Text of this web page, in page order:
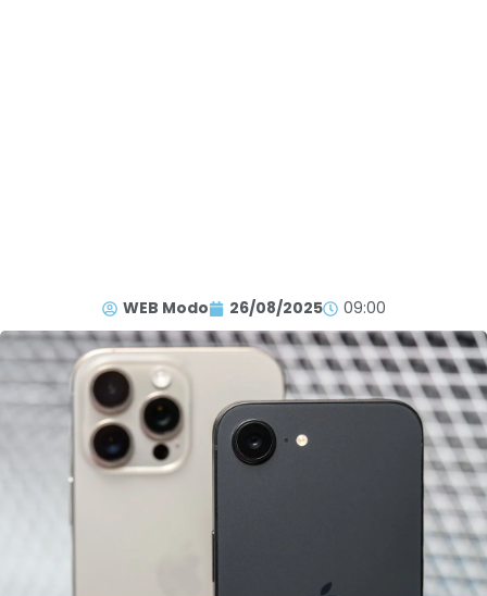
WEB Modo 26/08/2025 09:00